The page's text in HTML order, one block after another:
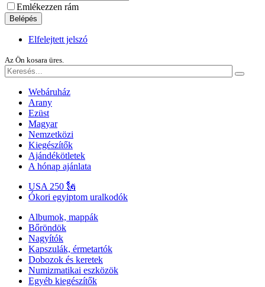
Emlékezzen rám
Belépés
Elfelejtett jelszó
Az Ön kosara üres.
Webáruház
Arany
Ezüst
Magyar
Nemzetközi
Kiegészítők
Ajándékötletek
A hónap ajánlata
USA 250 🗽
Ókori egyiptom uralkodók
Albumok, mappák
Bőröndök
Nagyítók
Kapszulák, érmetartók
Dobozok és keretek
Numizmatikai eszközök
Egyéb kiegészítők